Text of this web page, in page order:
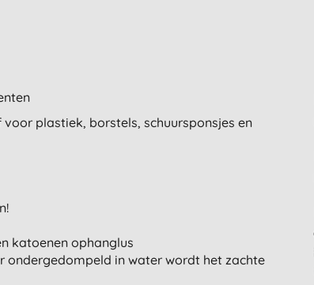
plastiek, borstels, schuursponsjes en
katoenen ophanglus
ondergedompeld in water wordt het zachte